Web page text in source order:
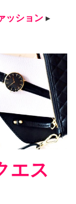
ッション ▸
エス